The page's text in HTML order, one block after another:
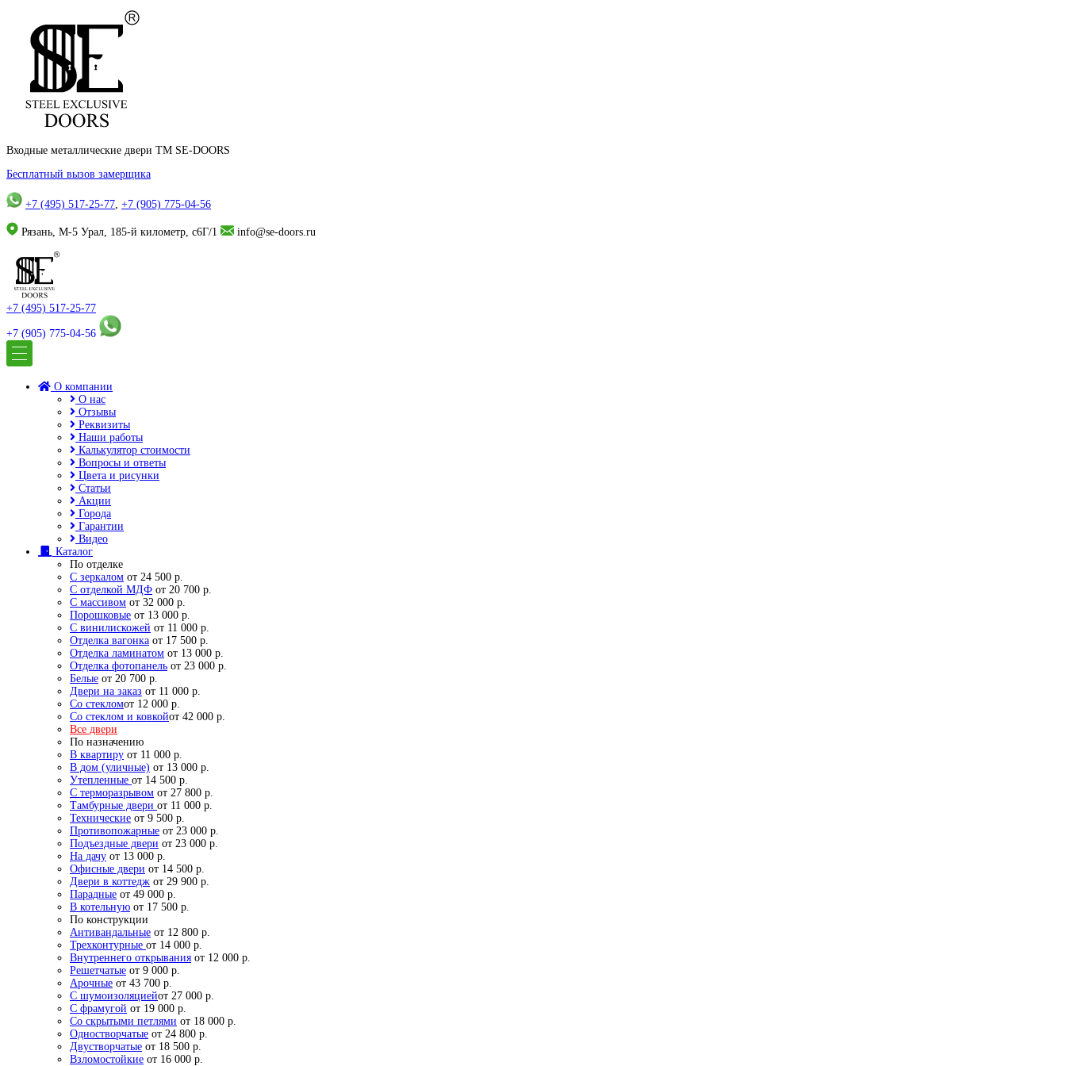
Входные металлические двери TM SE-DOORS
Бесплатный вызов замерщика
+7 (495) 517-25-77, +7 (905) 775-04-56
Рязань, М-5 Урал, 185-й километр, с6Г/1 info@se-doors.ru
+7 (495) 517-25-77
+7 (905) 775-04-56
О компании
О нас
Отзывы
Реквизиты
Наши работы
Калькулятор стоимости
Вопросы и ответы
Цвета и рисунки
Статьи
Акции
Города
Гарантии
Видео
Каталог
По отделке
С зеркалом от 24 500 р.
С отделкой МДФ от 20 700 р.
С массивом от 32 000 р.
Порошковые от 13 000 р.
С винилискожей от 11 000 р.
Отделка вагонка от 17 500 р.
Отделка ламинатом от 13 000 р.
Отделка фотопанель от 23 000 р.
Белые от 20 700 р.
Двери на заказ от 11 000 р.
Со стекломот 12 000 р.
Со стеклом и ковкойот 42 000 р.
Все двери
По назначению
В квартиру от 11 000 р.
В дом (уличные) от 13 000 р.
Утепленные от 14 500 р.
С терморазрывом от 27 800 р.
Тамбурные двери от 11 000 р.
Технические от 9 500 р.
Противопожарные от 23 000 р.
Подъездные двери от 23 000 р.
На дачу от 13 000 р.
Офисные двери от 14 500 р.
Двери в коттедж от 29 900 р.
Парадные от 49 000 р.
В котельную от 17 500 р.
По конструкции
Антивандальные от 12 800 р.
Трехконтурные от 14 000 р.
Внутреннего открывания от 12 000 р.
Решетчатые от 9 000 р.
Арочные от 43 700 р.
С шумоизоляциейот 27 000 р.
С фрамугой от 19 000 р.
Со скрытыми петлями от 18 000 р.
Одностворчатые от 24 800 р.
Двустворчатые от 18 500 р.
Взломостойкие от 16 000 р.